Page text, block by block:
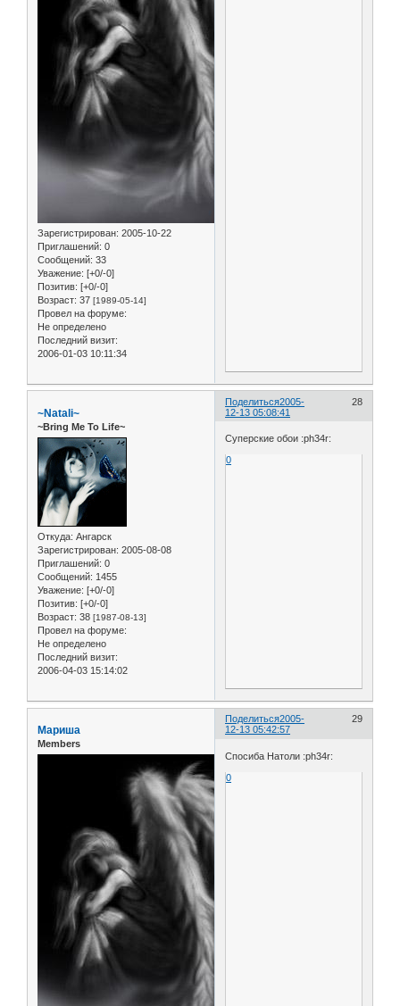
Зарегистрирован: 2005-10-22
Приглашений: 0
Сообщений: 33
Уважение: [+0/-0]
Позитив: [+0/-0]
Возраст: 37 [1989-05-14]
Провел на форуме:
Не определено
Последний визит:
2006-01-03 10:11:34
Поделиться 28
2005-
12-13 05:08:41
~Natali~
~Bring Me To Life~
Откуда: Ангарск
Зарегистрирован: 2005-08-08
Приглашений: 0
Сообщений: 1455
Уважение: [+0/-0]
Позитив: [+0/-0]
Возраст: 38 [1987-08-13]
Провел на форуме:
Не определено
Последний визит:
2006-04-03 15:14:02
Суперские обои :ph34r:
0
Поделиться 29
2005-
12-13 05:42:57
Мариша
Members
Спосиба Натоли :ph34r:
0